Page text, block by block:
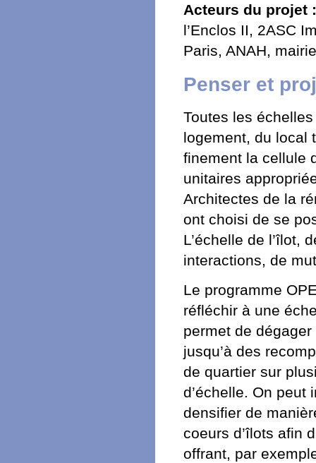
Acteurs du projet
l’Enclos II, 2ASC
Paris, ANAH,
Penser et
Toutes les
logement, du local
finement la cellule
unitaires
Architectes de la
ont choisi de se
L’échelle de l’îlot,
interactions, de
Le programme
réfléchir à une
permet de dégager
jusqu’à des
de quartier sur
d’échelle. On peut
densifier de
coeurs d’îlots afin
offrant, par